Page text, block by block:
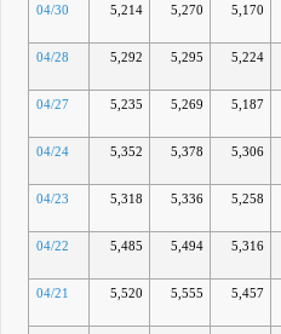
04/30 5,214 5,270 5,170
04/28 5,292 5,295 5,224
04/27 5,235 5,269 5,187
04/24 5,352 5,378 5,306
04/23 5,318 5,336 5,258
04/22 5,485 5,494 5,316
04/21 5,520 5,555 5,457